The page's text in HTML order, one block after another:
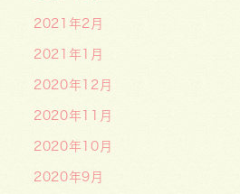
2021年2月
2021年1月
2020年12月
2020年11月
2020年10月
2020年9月